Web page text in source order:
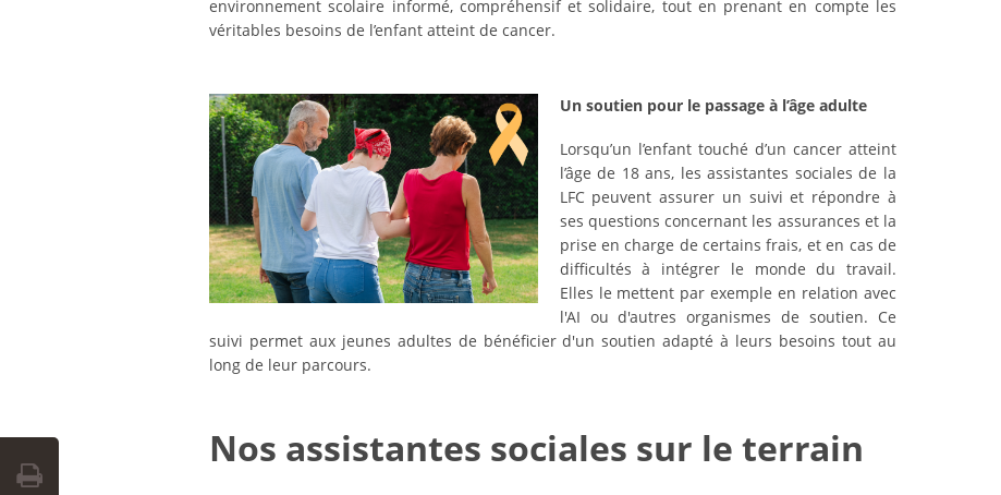
environnement scolaire informé, compréhensif et solidaire, tout en prenant en compte les
véritables besoins de l’enfant atteint de cancer.
Un soutien pour le passage à l’âge adulte
Lorsqu’un l’enfant touché d’un cancer atteint
l’âge de 18 ans, les assistantes sociales de la
LFC peuvent assurer un suivi et répondre à
ses questions concernant les assurances et la
prise en charge de certains frais, et en cas de
difficultés à intégrer le monde du travail.
Elles le mettent par exemple en relation avec
l'AI ou d'autres organismes de soutien. Ce
suivi permet aux jeunes adultes de bénéficier d'un soutien adapté à leurs besoins tout au
long de leur parcours.
Nos assistantes sociales sur le terrain